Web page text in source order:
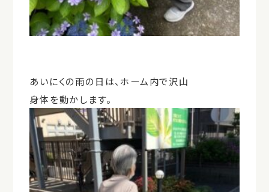
あいにくの雨の日は、ホーム内で沢山
身体を動かします。